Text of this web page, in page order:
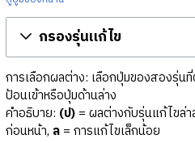
กรองรุ่นแก้ไข
การเลือกผลต่าง: เลือกปุ่มของสองรุ่น
ป้อนเข้าหรือปุ่มด้านล่าง
คำอธิบาย: (ป)= ผลต่างกับรุ่นแก้ไขล่า
ก่อนหน้า, ล= การแก้ไขเล็กน้อย